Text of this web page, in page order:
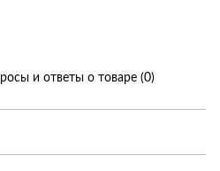
и ответы о товаре (0)